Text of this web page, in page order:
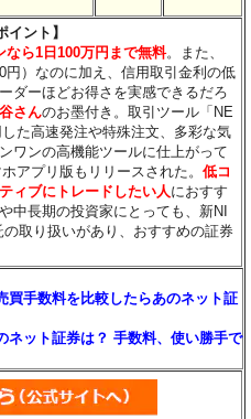
イント】
なら1日100万円まで無料。また、
）なのに加え、信用取引金利の低
ダーほどお得さを実感できるだろ
さんのお墨付き。取引ツール「NE
た高速発注や特殊注文、多彩な気
ワンの高機能ツールに仕上がって
アプリ版もリリースされた。低コ
ィブにトレードしたい人 におすす
中長期の投資家にとっても、新NI
取り扱いがあり、おすすめの証券
手数料を比較したらあのネット証
ット証券は？ 手数料、使い勝手で